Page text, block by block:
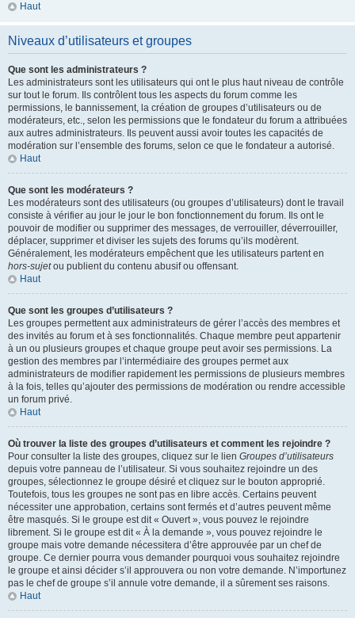
Haut
Niveaux d’utilisateurs et groupes
Que sont les administrateurs ?
Les administrateurs sont les utilisateurs qui ont le plus haut niveau de contrôle
sur tout le forum. Ils contrôlent tous les aspects du forum comme les
permissions, le bannissement, la création de groupes d’utilisateurs ou de
modérateurs, etc., selon les permissions que le fondateur du forum a attribuées
aux autres administrateurs. Ils peuvent aussi avoir toutes les capacités de
modération sur l’ensemble des forums, selon ce que le fondateur a autorisé.
Haut
Que sont les modérateurs ?
Les modérateurs sont des utilisateurs (ou groupes d’utilisateurs) dont le travail
consiste à vérifier au jour le jour le bon fonctionnement du forum. Ils ont le
pouvoir de modifier ou supprimer des messages, de verrouiller, déverrouiller,
déplacer, supprimer et diviser les sujets des forums qu’ils modèrent.
Généralement, les modérateurs empêchent que les utilisateurs partent en
hors-sujetou publient du contenu abusif ou offensant.
Haut
Que sont les groupes d’utilisateurs ?
Les groupes permettent aux administrateurs de gérer l’accès des membres et
des invités au forum et à ses fonctionnalités. Chaque membre peut appartenir
à un ou plusieurs groupes et chaque groupe peut avoir ses permissions. La
gestion des membres par l’intermédiaire des groupes permet aux
administrateurs de modifier rapidement les permissions de plusieurs membres
à la fois, telles qu’ajouter des permissions de modération ou rendre accessible
un forum privé.
Haut
Où trouver la liste des groupes d’utilisateurs et comment les rejoindre ?
Pour consulter la liste des groupes, cliquez sur le lien Groupes d’utilisateurs
depuis votre panneau de l’utilisateur. Si vous souhaitez rejoindre un des
groupes, sélectionnez le groupe désiré et cliquez sur le bouton approprié.
Toutefois, tous les groupes ne sont pas en libre accès. Certains peuvent
nécessiter une approbation, certains sont fermés et d’autres peuvent même
être masqués. Si le groupe est dit « Ouvert », vous pouvez le rejoindre
librement. Si le groupe est dit « À la demande », vous pouvez rejoindre le
groupe mais votre demande nécessitera d’être approuvée par un chef de
groupe. Ce dernier pourra vous demander pourquoi vous souhaitez rejoindre
le groupe et ainsi décider s’il approuvera ou non votre demande. N’importunez
pas le chef de groupe s’il annule votre demande, il a sûrement ses raisons.
Haut